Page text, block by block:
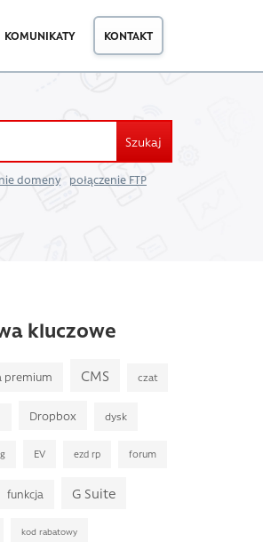
KOMUNIKATY KONTAKT
Szukaj
domeny
połączenie FTP
kluczowe
premium CMS czat
Dropbox dysk
EV ezd rp forum
funkcja G Suite
kod rabatowy